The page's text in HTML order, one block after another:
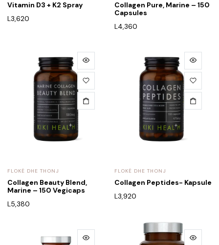
Vitamin D3 + K2 Spray
L3,620
Collagen Pure, Marine – 150
Capsules
L4,360
FLOKË DHE THONJ
Collagen Beauty Blend,
Marine – 150 Vegicaps
L5,380
FLOKË DHE THONJ
Collagen Peptides- Kapsule
L3,920